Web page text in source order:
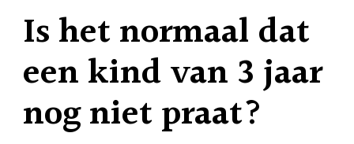
Is het normaal dat
een kind van 3 jaar
nog niet praat?